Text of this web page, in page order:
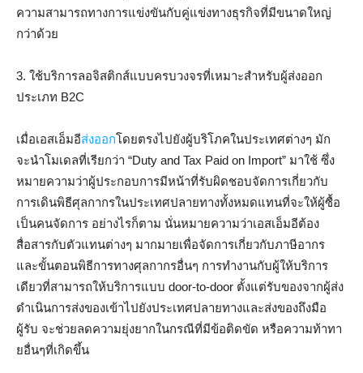
ความสามารถทางการแข่งขันกับคู่แข่งทางธุรกิจที่มีขนาดใหญ่
กว่าด้วย
3. ใช้บริการลอจิสติกส์แบบครบวงจรที่เหมาะสำหรับผู้ส่งออก
ประเภท B2C
เมื่อเอสเอ็มอีส่งออกโดยตรงไปยังผู้บริโภคในประเทศต่างๆ มัก
จะนําโมเดลที่เรียกว่า “Duty and Tax Paid on Import” มาใช้ ซึ่ง
หมายความว่าผู้ประกอบการมีหน้าที่รับผิดชอบจัดการเกี่ยวกับ
การเดินพิธีศุลกากรในประเทศปลายทางทั้งหมดแทนที่จะให้ผู้ซื้อ
เป็นคนจัดการ อย่างไรก็ตาม นั่นหมายความว่าเอสเอ็มอีต้อง
สื่อสารกับตัวแทนต่างๆ มากมายเพื่อจัดการเกี่ยวกับภาษีอากร
และขั้นตอนพิธีการทางศุลกากรอื่นๆ การทํางานกับผู้ให้บริการ
เดียวที่สามารถให้บริการแบบ door-to-door ตั้งแต่รับของจากผู้ส่ง
ดําเนินการส่งของเข้าไปยังประเทศปลายทางและส่งของถึงมือ
ผู้รับ จะช่วยลดความยุ่งยากในกรณีที่มีข้อติดขัด หรือความท้าทา
ยอื่นๆที่เกิดขึ้น